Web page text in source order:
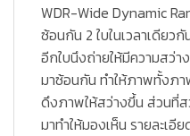
WDR-Wide Dynamic
ซ้อนกัน 2 ใบในเวลาเดียว
อีกใบนึงถ่ายให้มีความสว่
มาซ้อนกัน ทำให้ภาพทั้งภ
ดึงภาพให้สว่างขึ้น ส่วนที่ส
มาทำให้มองเห็น รายละเอี